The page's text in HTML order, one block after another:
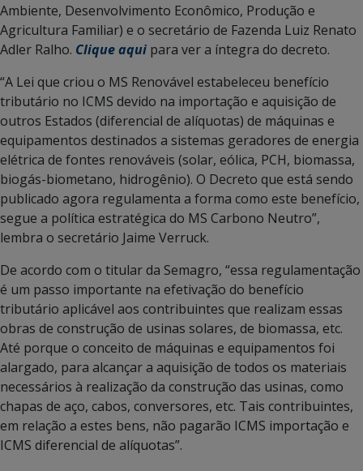
Ambiente, Desenvolvimento Econômico, Produção e
Agricultura Familiar) e o secretário de Fazenda Luiz Renato
Adler Ralho. Clique aqui para ver a íntegra do decreto.
“A Lei que criou o MS Renovável estabeleceu benefício
tributário no ICMS devido na importação e aquisição de
outros Estados (diferencial de alíquotas) de máquinas e
equipamentos destinados a sistemas geradores de energia
elétrica de fontes renováveis (solar, eólica, PCH, biomassa,
biogás-biometano, hidrogênio). O Decreto que está sendo
publicado agora regulamenta a forma como este benefício,
segue a política estratégica do MS Carbono Neutro”,
lembra o secretário Jaime Verruck.
De acordo com o titular da Semagro, “essa regulamentação
é um passo importante na efetivação do benefício
tributário aplicável aos contribuintes que realizam essas
obras de construção de usinas solares, de biomassa, etc.
Até porque o conceito de máquinas e equipamentos foi
alargado, para alcançar a aquisição de todos os materiais
necessários à realização da construção das usinas, como
chapas de aço, cabos, conversores, etc. Tais contribuintes,
em relação a estes bens, não pagarão ICMS importação e
ICMS diferencial de alíquotas”.